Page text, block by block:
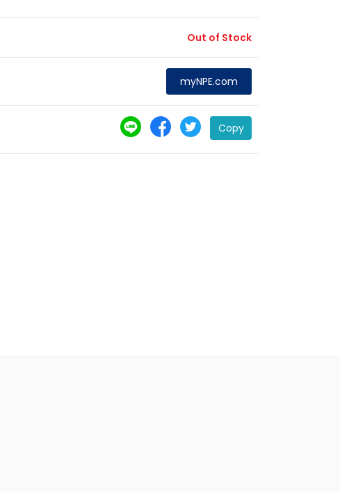
Out of Stock
myNPE.com
Copy